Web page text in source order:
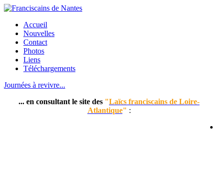
Accueil
Nouvelles
Contact
Photos
Liens
Téléchargements
Journées à revivre...
... en consultant le site des "Laïcs franciscains de Loire-
Atlantique" :